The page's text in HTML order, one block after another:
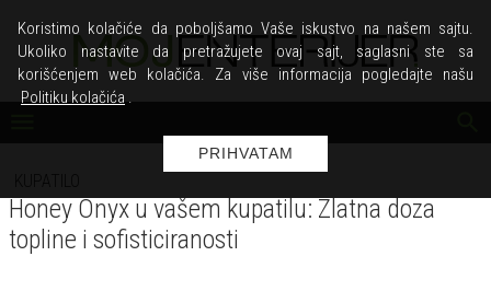
Honey Onyx u vašem kupatilu: Zlatna doza
topline i sofisticiranosti
Koristimo kolačiće da poboljšamo Vaše iskustvo na našem sajtu.
Ukoliko nastavite da pretražujete ovaj sajt, saglasni ste sa
korišćenjem web kolačića. Za više informacija pogledajte našu
Politiku kolačića .
PRIHVATAM